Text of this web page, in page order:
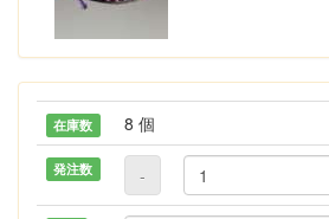
在庫数 8 個
発注数 -